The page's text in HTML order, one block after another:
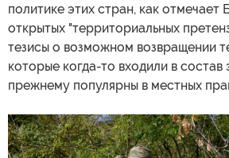
политике этих стран, как отмечает
открытых "территориальных
тезисы о возможном возвращении
которые когда-то входили в состав
прежнему популярны в местных